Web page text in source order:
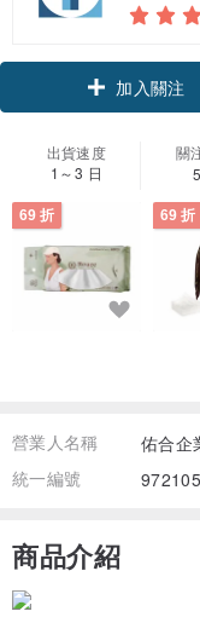
加入關注
出貨速度
1～3 日
關
69 折 69 折
營業人名稱
佑合企
統一編號
商品介紹